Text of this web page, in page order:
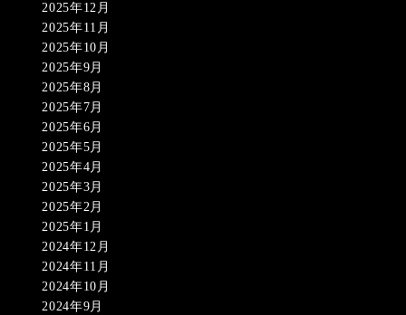
2025年12月
2025年11月
2025年10月
2025年9月
2025年8月
2025年7月
2025年6月
2025年5月
2025年4月
2025年3月
2025年2月
2025年1月
2024年12月
2024年11月
2024年10月
2024年9月